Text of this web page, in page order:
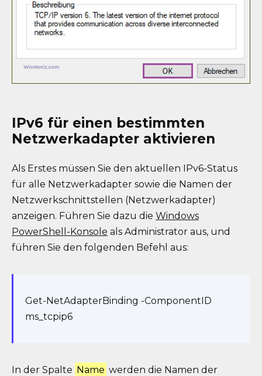
IPv6 für einen bestimmten
Netzwerkadapter aktivieren
Als Erstes müssen Sie den aktuellen IPv6-Status
für alle Netzwerkadapter sowie die Namen der
Netzwerkschnittstellen (Netzwerkadapter)
anzeigen. Führen Sie dazu die Windows
PowerShell-Konsole als Administrator aus, und
führen Sie den folgenden Befehl aus:
Get-NetAdapterBinding -ComponentID
ms_tcpip6
In der Spalte Name werden die Namen der